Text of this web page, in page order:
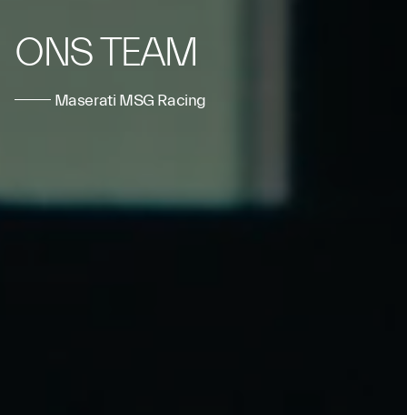
ONS TEAM
Maserati MSG Racing